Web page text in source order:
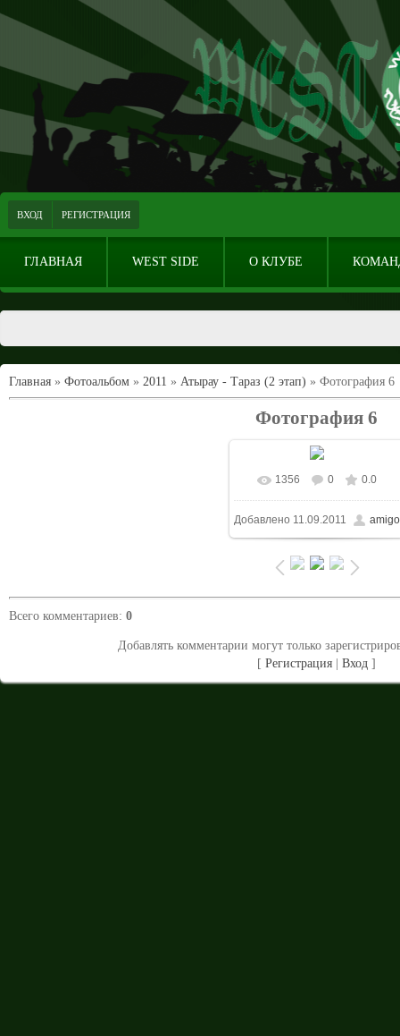
ВХОД РЕГИСТРАЦИЯ
ГЛАВНАЯ WEST SIDE О КЛУБЕ
Главная » Фотоальбом » 2011 » Атырау - Тараз (2 этап) » Фотография 6
Фотография 6
В реальном размере
1500x1125/ 162.3Kb
1356 0 0.0
Добавлено 11.09.2011 amigo
Всего комментариев: 0
Добавлять комментарии могут только
[Регистрация |Вход ]